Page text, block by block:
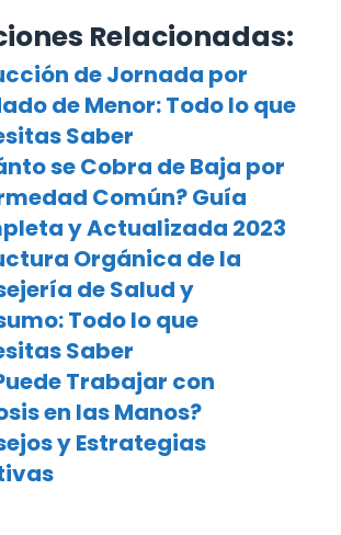
Relacionadas:
de Jornada por
de Menor: Todo lo que
Saber
se Cobra de Baja por
Común? Guía
y Actualizada 2023
Orgánica de la
de Salud y
Todo lo que
Saber
Trabajar con
en las Manos?
y Estrategias